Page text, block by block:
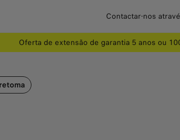
Contactar-nos
Oferta de extensão de garantia 5 anos ou
de retoma